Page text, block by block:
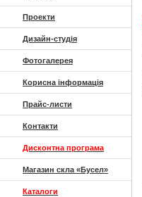
Проекти
Дизайн-студія
Фотогалерея
Корисна інформація
Прайс-листи
Контакти
Дисконтна програма
Магазин скла «Бусел»
Каталоги